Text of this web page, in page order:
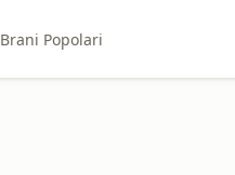
Brani Popolari